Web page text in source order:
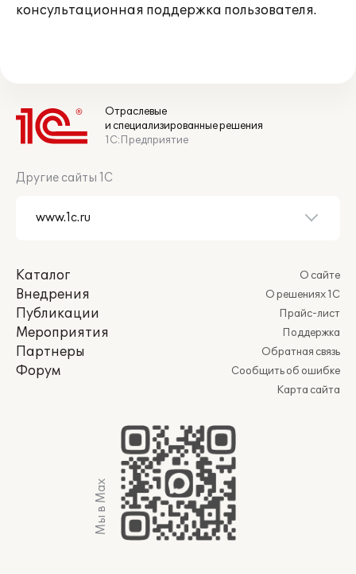
консультационная поддержка пользователя.
Отраслевые
и специализированные решения
1С:Предприятие
Другие сайты 1С
Каталог
Внедрения
Публикации
Мероприятия
Партнеры
Форум
О сайте
О решениях 1С
Прайс-лист
Поддержка
Обратная связь
Сообщить об ошибке
Карта сайта
Мы в Max